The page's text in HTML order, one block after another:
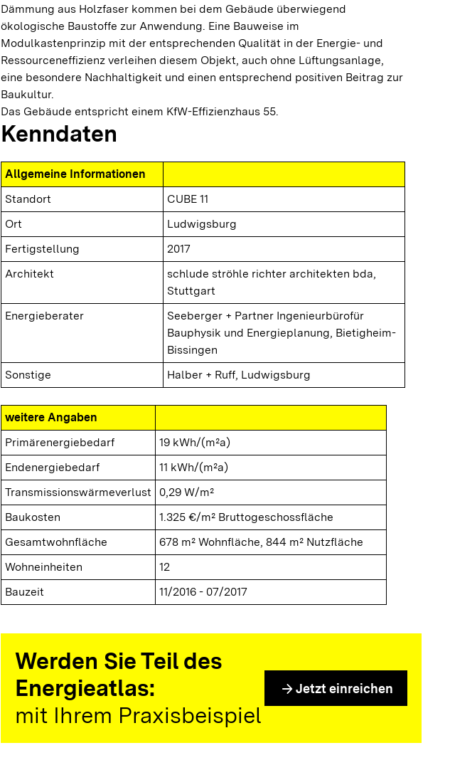
Dämmung aus Holzfaser kommen bei dem Gebäude überwiegend
ökologische Baustoffe zur Anwendung. Eine Bauweise im
Modulkastenprinzip mit der entsprechenden Qualität in der Energie- und
Ressourceneffizienz verleihen diesem Objekt, auch ohne Lüftungsanlage,
eine besondere Nachhaltigkeit und einen entsprechend positiven Beitrag zur
Baukultur.
Das Gebäude entspricht einem KfW-Effizienzhaus 55.
Kenndaten
Allgemeine Informationen
Standort
CUBE 11
Ort
Ludwigsburg
Fertigstellung
2017
Architekt
schlude ströhle richter architekten bda,
Stuttgart
Energieberater
Seeberger + Partner Ingenieurbürofür
Bauphysik und Energieplanung, Bietigheim-
Bissingen
Sonstige
Halber + Ruff, Ludwigsburg
weitere Angaben
Primärenergiebedarf
19 kWh/(m²a)
Endenergiebedarf
11 kWh/(m²a)
Transmissionswärmeverlust
0,29 W/m²
Baukosten
1.325 €/m² Bruttogeschossfläche
Gesamtwohnfläche
678 m² Wohnfläche, 844 m² Nutzfläche
Wohneinheiten
12
Bauzeit
11/2016 - 07/2017
Werden Sie Teil des
Energieatlas:
mit Ihrem Praxisbeispiel
arrow_forward Jetzt einreichen